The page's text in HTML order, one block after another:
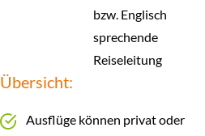
bzw. Englisch
sprechende
Reiseleitung
Übersicht:
Ausflüge können privat oder